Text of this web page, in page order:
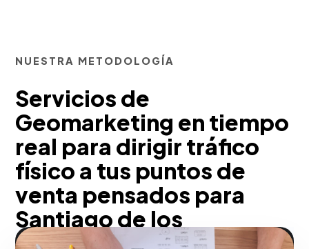
NUESTRA METODOLOGÍA
Servicios de
Geomarketing en tiempo
real para dirigir tráfico
físico a tus puntos de
venta pensados para
Santiago de los
Caballeros